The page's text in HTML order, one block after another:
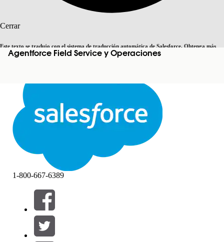
Cerrar
Este texto se tradujo con el sistema de traducción automática de Salesforce. Obtenga más
detallesaquí. Cambiar a inglés Ahora no
Cerrar Cerrar
Agentforce Field Service y Operaciones
Filtrar por (0)
SELECCIONAR FILTROS
Área de productos
1-800-667-6389